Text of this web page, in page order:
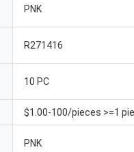
PNK
R271416
10 PC
$1.00-100/pieces >=1
PNK